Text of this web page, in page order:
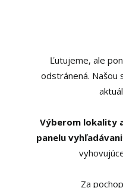
Ľutujeme, ale
odstránená. Našou
Výberom lokality
panelu
Za